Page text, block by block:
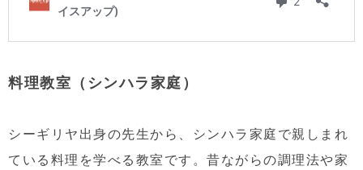
料理教室（シンハラ家庭）
シーギリヤ出身の先生から、シンハラ家庭で親しまれ
ている料理を学べる教室です。昔ながらの調理法や家